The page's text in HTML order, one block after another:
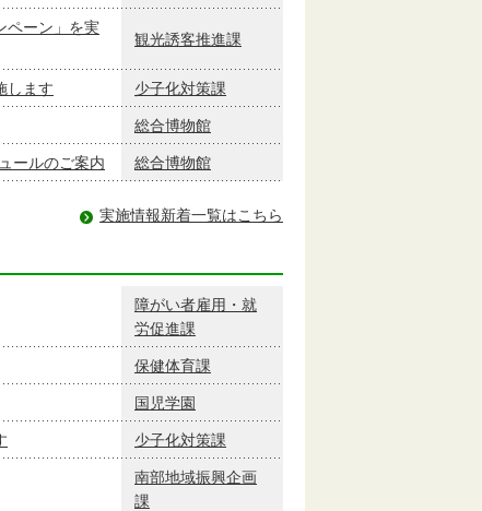
ペーン」を実
観光誘客推進課
します 少子化対策課
総合博物館
ールのご案内 総合博物館
実施情報新着一覧はこちら
障がい者雇用・就
労促進課
保健体育課
国児学園
少子化対策課
南部地域振興企画
課